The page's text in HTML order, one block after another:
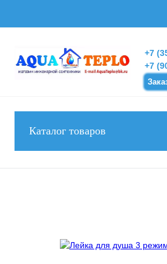
+7
+7
Каталог товаров